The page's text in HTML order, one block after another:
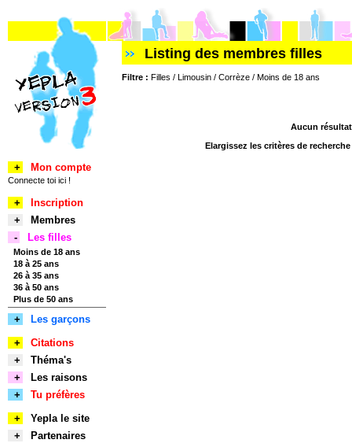
Listing des membres filles
Filtre : Filles / Limousin / Corrèze / Moins de 18 ans
Aucun
Elargissez les critères de
+ Mon compte
Connecte toi ici !
+
Inscription
+
Membres
-
Les filles
Moins de 18 ans
18 à 25 ans
26 à 35 ans
36 à 50 ans
Plus de 50 ans
+
Les garçons
+
Citations
+
Théma's
+
Les raisons
+
Tu préfères
+
Yepla le site
+
Partenaires